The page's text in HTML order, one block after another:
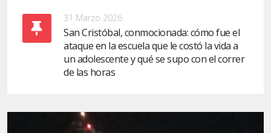
31 Marzo 2026
San Cristóbal, conmocionada: cómo fue el
ataque en la escuela que le costó la vida a
un adolescente y qué se supo con el correr
de las horas